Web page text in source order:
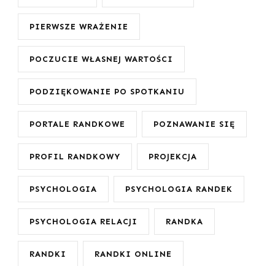
PIERWSZE WRAŻENIE
POCZUCIE WŁASNEJ WARTOŚCI
PODZIĘKOWANIE PO SPOTKANIU
PORTALE RANDKOWE POZNAWANIE SIĘ
PROFIL RANDKOWY PROJEKCJA
PSYCHOLOGIA PSYCHOLOGIA RANDEK
PSYCHOLOGIA RELACJI RANDKA
RANDKI RANDKI ONLINE